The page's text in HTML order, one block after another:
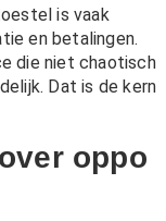
is vaak
en betalingen.
die niet chaotisch
Dat is de kern
oppo